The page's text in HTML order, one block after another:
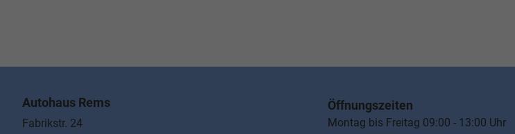
Autohaus Rems
Fabrikstr. 24
Öffnungszeiten
Montag bis Freitag 09:00 - 13:00 Uhr